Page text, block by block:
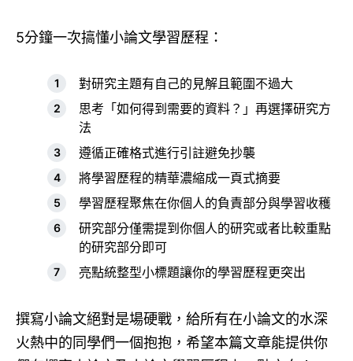
5分鐘一次搞懂小論文學習歷程：
對研究主題有自己的見解且範圍不過大
思考「如何得到需要的資料？」再選擇研究方
法
遵循正確格式進行引註避免抄襲
將學習歷程的精華濃縮成一頁式摘要
學習歷程聚焦在你個人的負責部分與學習收穫
研究部分僅需提到你個人的研究或者比較重點
的研究部分即可
亮點統整型小標題讓你的學習歷程更突出
撰寫小論文絕對是場硬戰，給所有在小論文的水深
火熱中的同學們一個抱抱，希望本篇文章能提供你